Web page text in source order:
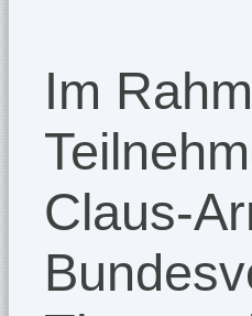
Im
Claus-